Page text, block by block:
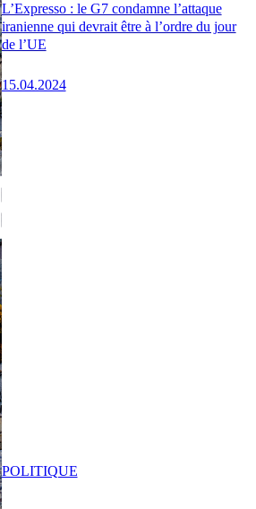
L’Expresso : le G7 condamne l’attaque
iranienne qui devrait être à l’ordre du jour
de l’UE
15.04.2024
POLITIQUE